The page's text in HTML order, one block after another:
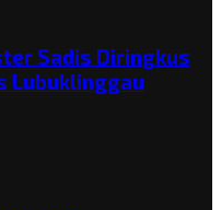
Sadis Diringkus
Lubuklinggau